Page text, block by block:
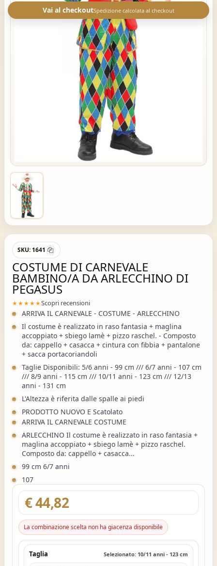
Vai al checkoutSpedizione calcolata al checkout
SKU: 1641
COSTUME DI CARNEVALE
BAMBINO/A DA ARLECCHINO DI
PEGASUS
★★★★★Scopri recensioni
ARRIVA IL CARNEVALE - COSTUME - ARLECCHINO
Il costume è realizzato in raso fantasia + maglina
accoppiato + sbiego lamè + pizzo raschel. - Composto
da: cappello + casacca + cintura con fibbia + pantalone
+ sacca portacoriandoli
Taglie Disponibili: 5/6 anni - 99 cm /// 6/7 anni - 107 cm
/// 8/9 anni - 115 cm /// 10/11 anni - 123 cm /// 12/13
anni - 131 cm
L'Altezza è riferita dalle spalle ai piedi
PRODOTTO NUOVO E Scatolato
ARRIVA IL CARNEVALE COSTUME
ARLECCHINO Il costume è realizzato in raso fantasia +
maglina accoppiato + sbiego lamè + pizzo raschel.
Composto da: cappello + casacca...
99 cm 6/7 anni
107
€ 44,82
La combinazione scelta non ha giacenza disponibile
Taglia Selezionato: 10/11 anni - 123 cm